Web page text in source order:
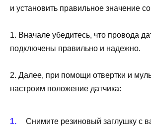
и установить правильное значение
1. Вначале убедитесь, что провода
подключены правильно и надежно.
2. Далее, при помощи отвертки и
настроим положение датчика:
Снимите резиновый заглушку с